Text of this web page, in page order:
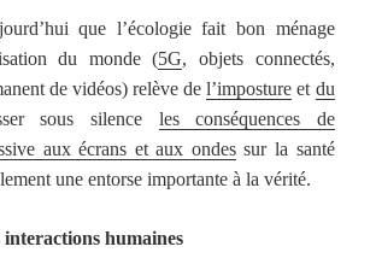
que l’écologie fait bon ménage
du monde (5G, objets connectés,
de vidéos) relève del’imposture et du
sous silence les conséquences de
aux écrans et aux ondessur la santé
une entorse importante à la vérité.
humaines